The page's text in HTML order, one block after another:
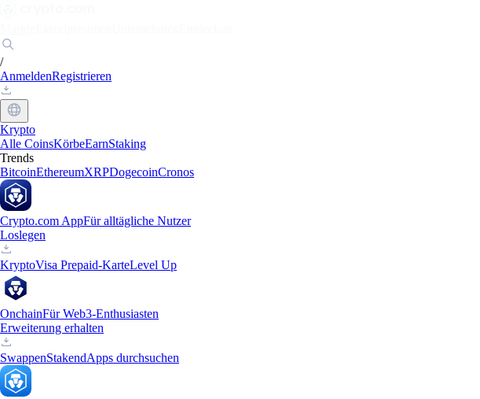
/
AnmeldenRegistrieren
Krypto
Alle CoinsKörbeEarnStaking
Trends
BitcoinEthereumXRPDogecoinCronos
Crypto.com AppFür alltägliche Nutzer
Loslegen
KryptoVisa Prepaid-KarteLevel Up
OnchainFür Web3-Enthusiasten
Erweiterung erhalten
SwappenStakendApps durchsuchen